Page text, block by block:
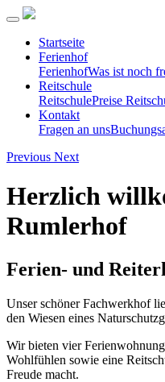
Startseite
Ferienhof
FerienhofWas ist noch
Reitschule
ReitschulePreise
Kontakt
Fragen an uns
Previous Next
Herzlich
Rumlerhof
Ferien- und
Unser schöner Fachwerkhof
den Wiesen eines
Wir bieten vier
Wohlfühlen sowie eine
Freude macht.